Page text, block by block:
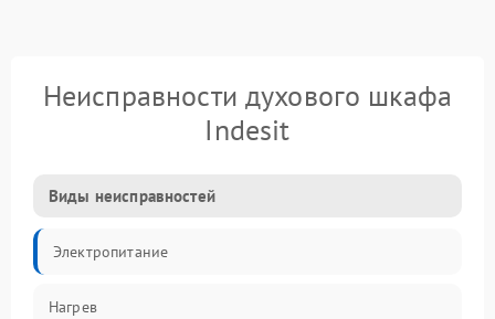
Неисправности духового шкафа
Indesit
Виды неисправностей
Электропитание
Нагрев